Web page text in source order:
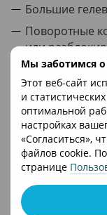
Мы заботимся
Этот веб-сайт
и
оптимальной
настройках
«Согласиться»,
файлов cookie.
странице
Большие
Поворотные
или
колесах;
Центральный
задней оси;
Люлька
свойствами;
Низкое водо-